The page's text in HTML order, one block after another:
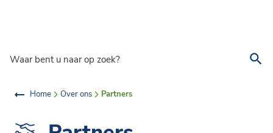
Home Over ons Partners